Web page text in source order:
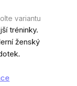
variantu
tréninky.
ženský